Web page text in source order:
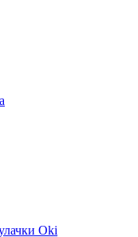
Oki